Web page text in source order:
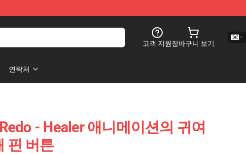
고객 지원장바구니 보기
연락처
- Healer 애니메이션의 귀여
핀 버튼